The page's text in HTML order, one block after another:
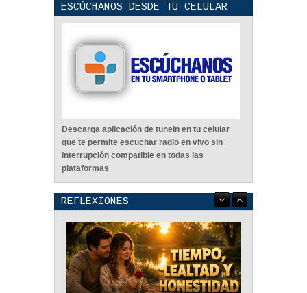
ESCÚCHANOS DESDE TU CELULAR
Descarga aplicación de tunein en tu celular
que te permite escuchar radio en vivo sin
interrupción compatible en todas las
plataformas
REFLEXIONES
12 May 2026